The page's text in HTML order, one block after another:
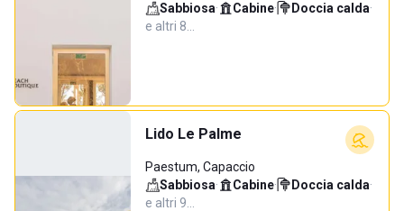
Sabbiosa· Cabine· Doccia calda·
e altri 8…
Lido Le Palme
Paestum, Capaccio
Sabbiosa· Cabine· Doccia calda·
e altri 9…